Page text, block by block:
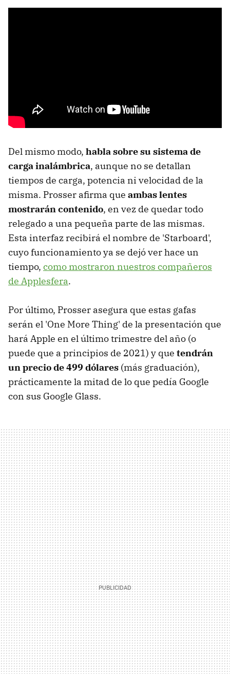
Del mismo modo, habla sobre su sistema de
carga inalámbrica, aunque no se detallan
tiempos de carga, potencia ni velocidad de la
misma. Prosser afirma que ambas lentes
mostrarán contenido, en vez de quedar todo
relegado a una pequeña parte de las mismas.
Esta interfaz recibirá el nombre de 'Starboard',
cuyo funcionamiento ya se dejó ver hace un
tiempo, como mostraron nuestros compañeros
de Applesfera.
Por último, Prosser asegura que estas gafas
serán el 'One More Thing' de la presentación que
hará Apple en el último trimestre del año (o
puede que a principios de 2021) y que tendrán
un precio de 499 dólares (más graduación),
prácticamente la mitad de lo que pedía Google
con sus Google Glass.